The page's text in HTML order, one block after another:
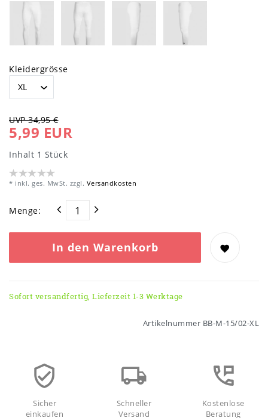
Kleidergrösse
UVP 34,95 €
5,99 EUR
Inhalt 1 Stück
* inkl. ges. MwSt. zzgl. Versandkosten
Menge:
In den Warenkorb
Sofort versandfertig, Lieferzeit 1-3 Werktage
Artikelnummer BB-M-15/02-XL
Sicher
einkaufen
Schneller
Versand
Kostenlose
Beratung